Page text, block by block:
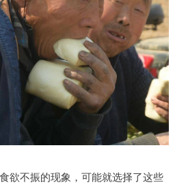
欲不振的现象，可能就选择了这些